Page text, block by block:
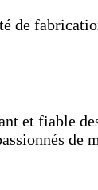
de
et fiable
de